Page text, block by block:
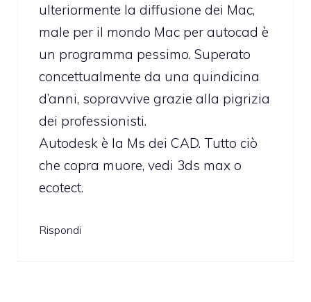
ulteriormente la diffusione dei Mac,
male per il mondo Mac per autocad è
un programma pessimo. Superato
concettualmente da una quindicina
d’anni, sopravvive grazie alla pigrizia
dei professionisti.
Autodesk è la Ms dei CAD. Tutto ciò
che copra muore, vedi 3ds max o
ecotect.
Rispondi